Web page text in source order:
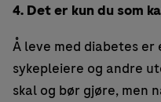
4. Det er kun du som
Å leve med diabetes er
sykepleiere og andre
skal og bør gjøre, men